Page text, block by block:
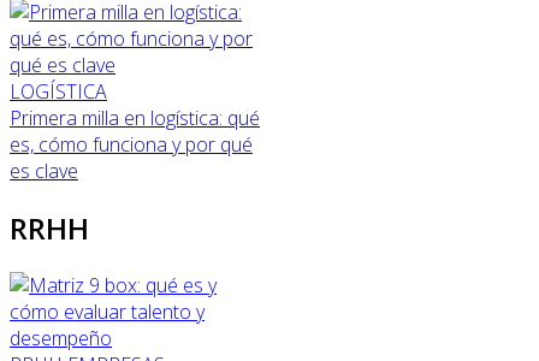
LOGÍSTICA
Primera milla en logística: qué
es, cómo funciona y por qué
es clave
RRHH